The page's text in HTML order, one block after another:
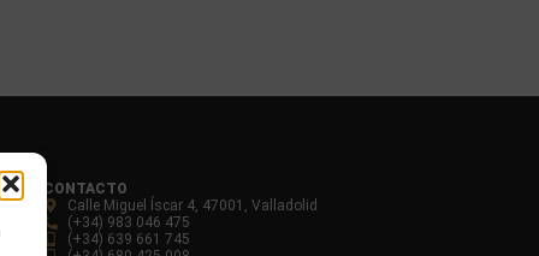
CONTACTO
Calle Miguel Íscar 4, 47001, Valladolid
(+34) 983 046 475
(+34) 639 661 745